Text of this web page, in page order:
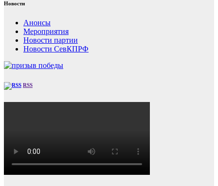
Новости
Анонсы
Мероприятия
Новости партии
Новости СевКПРФ
RSS